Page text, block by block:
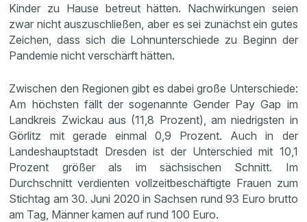
Kinder zu Hause betreut hätten. Nachwirkungen seien
zwar nicht auszuschließen, aber es sei zunächst ein gutes
Zeichen, dass sich die Lohnunterschiede zu Beginn der
Pandemie nicht verschärft hätten.
Zwischen den Regionen gibt es dabei große Unterschiede:
Am höchsten fällt der sogenannte Gender Pay Gap im
Landkreis Zwickau aus (11,8 Prozent), am niedrigsten in
Görlitz mit gerade einmal 0,9 Prozent. Auch in der
Landeshauptstadt Dresden ist der Unterschied mit 10,1
Prozent größer als im sächsischen Schnitt. Im
Durchschnitt verdienten vollzeitbeschäftigte Frauen zum
Stichtag am 30. Juni 2020 in Sachsen rund 93 Euro brutto
am Tag, Männer kamen auf rund 100 Euro.